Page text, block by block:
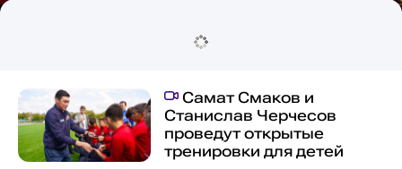
Самат Смаков и
Станислав Черчесов
проведут открытые
тренировки для детей